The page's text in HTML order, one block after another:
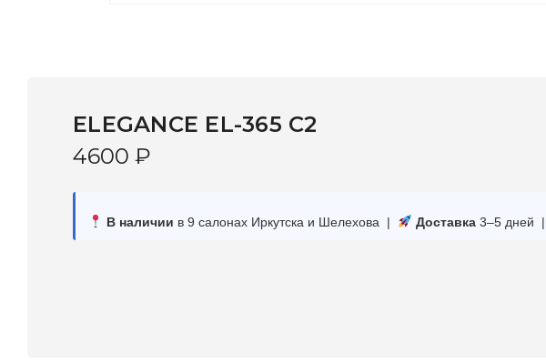
ELEGANCE EL-365 C2
4600 ₽
В наличии в 9 салонах Иркутска и Шелехова | Доставка3–5 дней |